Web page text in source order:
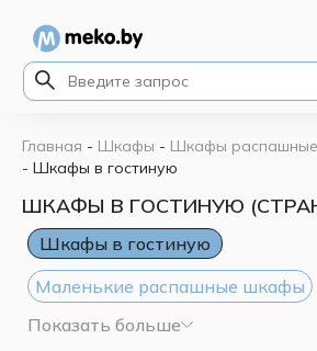
Главная - Шкафы - Шкафы распашные
- Шкафы в гостиную
ШКАФЫ В ГОСТИНУЮ
Шкафы в гостиную
Маленькие распашные шкафы
Большие распашные шкафы
Показать больше